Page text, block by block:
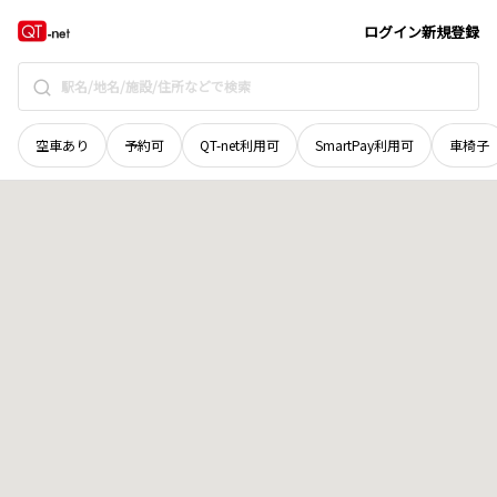
ログイン新規登録
空車あり 予約可 QT-net利用可 SmartPay利用可 車椅子
奈良県